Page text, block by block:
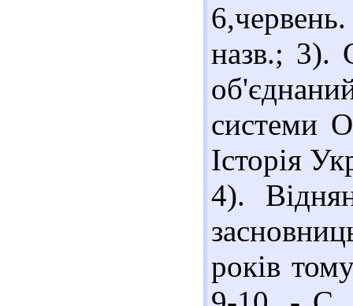
назв.; 3).
системи
Історія
4).
років